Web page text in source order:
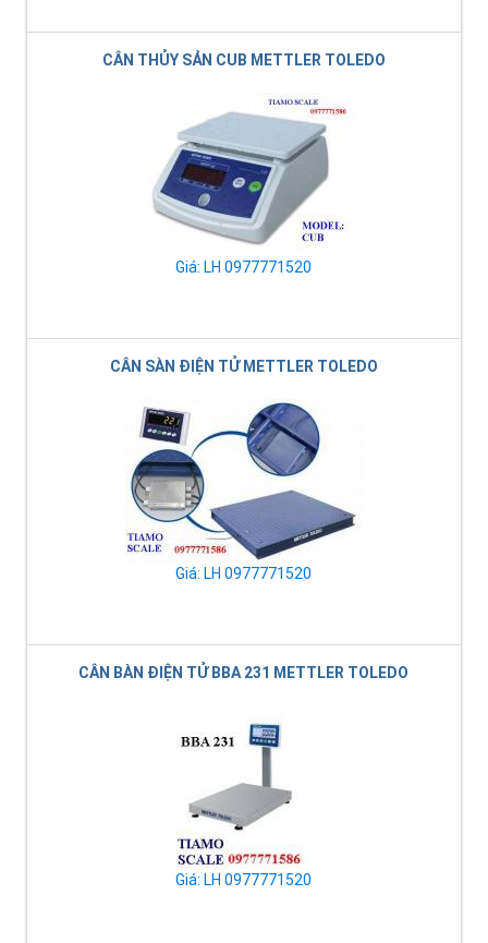
CÂN THỦY SẢN CUB METTLER TOLEDO
Giá: LH 0977771520
CÂN SÀN ĐIỆN TỬ METTLER TOLEDO
Giá: LH 0977771520
CÂN BÀN ĐIỆN TỬ BBA 231 METTLER TOLEDO
Giá: LH 0977771520